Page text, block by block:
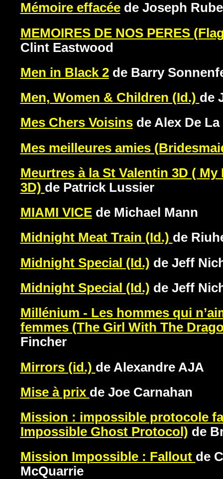
Mémoire effacéede Joseph
MEMOIRES DE NOS PERES
Clint Eastwood
Men in Black 2de Barry
Men, Women & Children (Id.) de
Mes Chers Voisinsde Alex De La
Mes meilleures amies
Meurtres à la St Valentin 3D (
3D) de Patrick Lussier
MIAMI VICEde Michael Mann
Midnight Meat Train (Id.) de
Midnight Special (Id.) de Jeff
Midnight Special (Id.) de Jeff
Millénium - Les hommes qui
femmes (The Girl With The
Fincher
Mirrors (id.) de Alexandre AJA
Mise à prix de Joe Carnahan
Mission : impossible protocole
Impossible Ghost Protocol) de
Mission Impossible : Fallout de
McQuarrie